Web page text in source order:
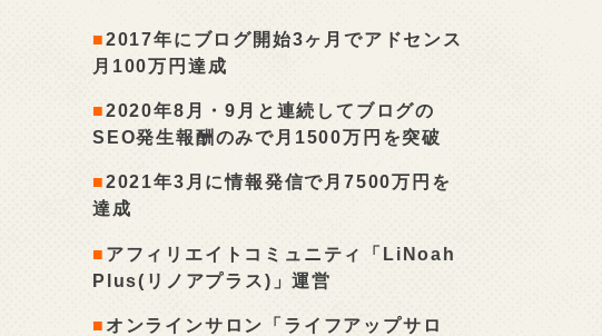
■2017年にブログ開始3ヶ月でアドセンス
月100万円達成
■2020年8月・9月と連続してブログの
SEO発生報酬のみで月1500万円を突破
■2021年3月に情報発信で月7500万円を
達成
■ アフィリエイトコミュニティ「LiNoah
Plus(リノアプラス)」運営
■ オンラインサロン「ライフアップサロ